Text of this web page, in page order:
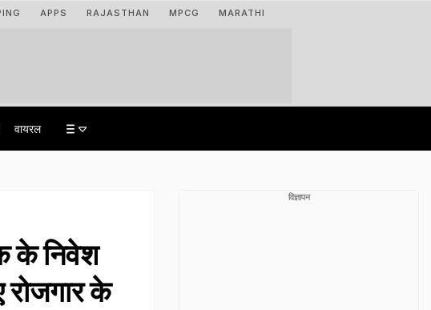
APPS RAJASTHAN MPCG MARATHI
वायरल
के निवेश
के
विज्ञापन